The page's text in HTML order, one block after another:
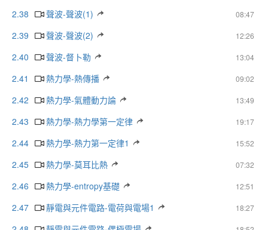
2.38 08:47
聲波-聲波(1)
2.39
12:26
聲波-聲波(2)
2.40
13:04
聲波-督卜勒
2.41
09:02
熱力學-熱傳播
2.42
13:49
熱力學-氣體動力論
2.43
19:17
熱力學-熱力學第一定律
2.44
15:52
熱力學-熱力第一定律1
2.45
07:32
熱力學-莫耳比熱
2.46
12:51
熱力學-entropy基礎
2.47
18:27
靜電與元件電路-電荷與電場1